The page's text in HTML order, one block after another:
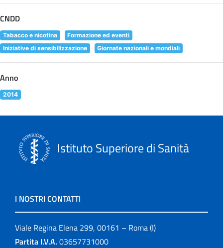
CNDD
Tabacco e nicotina
Formazione ed eventi
Iniziative di sensibilizzazione
Giornate nazionali e mondiali
Anno
2014
Istituto Superiore di Sanità
I NOSTRI CONTATTI
Viale Regina Elena 299, 00161 – Roma (I)
Partita I.V.A. 03657731000